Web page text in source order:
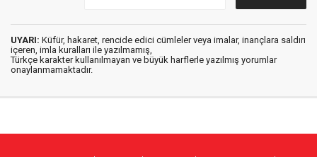
UYARI: Küfür, hakaret, rencide edici cümleler veya imalar, inançlara saldırı
içeren, imla kuralları ile yazılmamış,
Türkçe karakter kullanılmayan ve büyük harflerle yazılmış yorumlar
onaylanmamaktadır.